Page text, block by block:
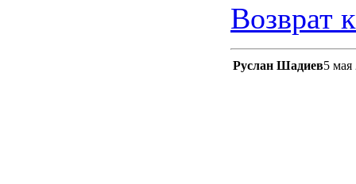
Возврат
Руслан Шадиев5 мая